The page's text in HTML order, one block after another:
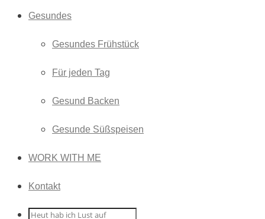
Gesundes
Gesundes Frühstück
Für jeden Tag
Gesund Backen
Gesunde Süßspeisen
WORK WITH ME
Kontakt